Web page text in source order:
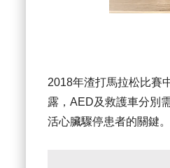
2018年渣打馬拉松比賽
露，AED及救護車分別
活心臟驟停患者的關鍵。